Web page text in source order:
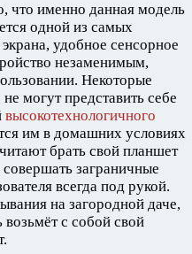
что именно данная модель
одной из самых
удобное сенсорное
незаменимым,
Некоторые
могут представить себе
высокотехнологичного
им в домашних условиях
брать свой планшет
заграничные
всегда под рукой.
на загородной даче,
возьмёт с собой свой